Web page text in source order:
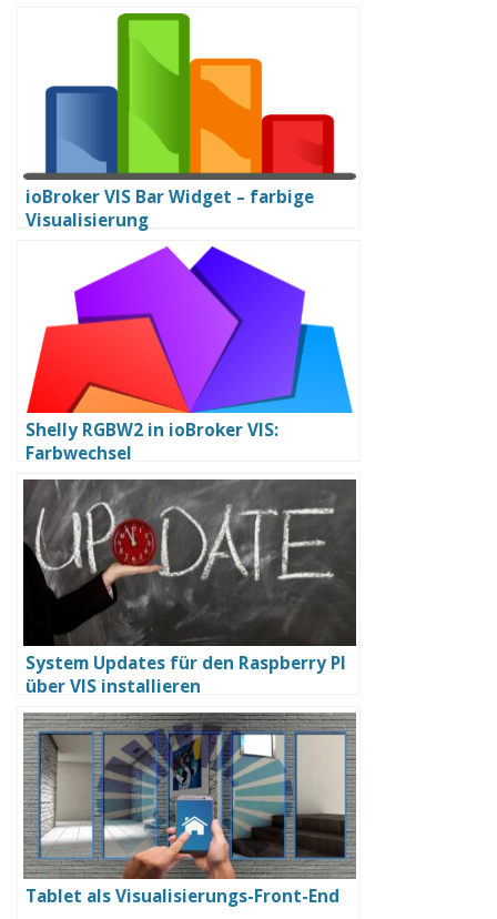
ioBroker VIS Bar Widget – farbige
Visualisierung
Shelly RGBW2 in ioBroker VIS:
Farbwechsel
System Updates für den Raspberry PI
über VIS installieren
Tablet als Visualisierungs-Front-End